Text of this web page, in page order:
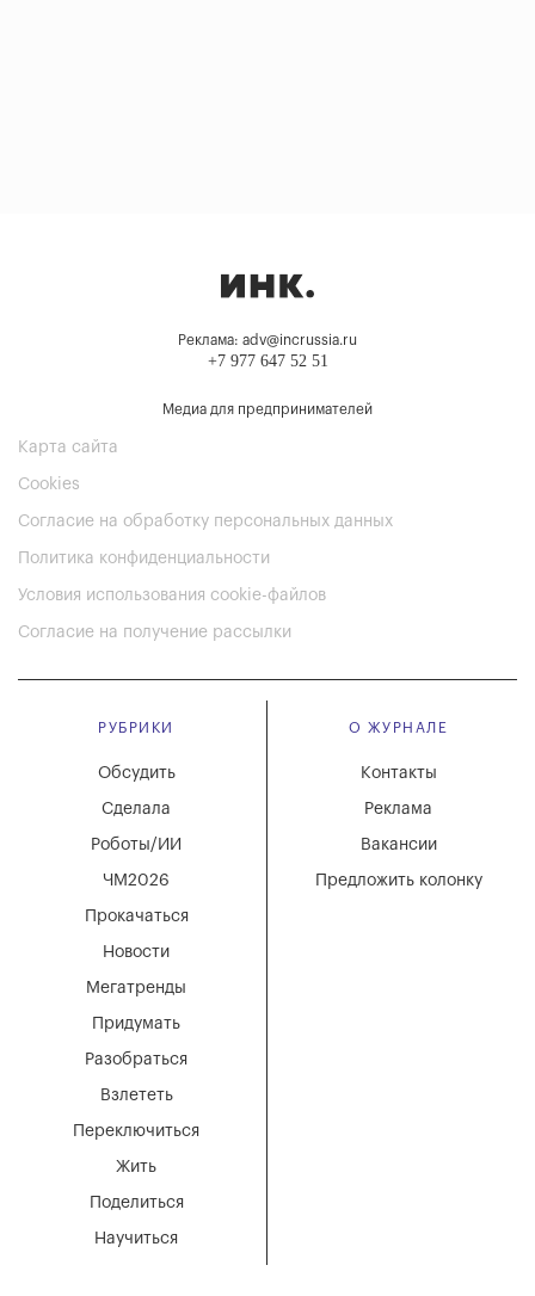
Реклама: adv@incrussia.ru
+7 977 647 52 51
Медиа для предпринимателей
Карта сайта
Cookies
Согласие на обработку персональных данных
Политика конфиденциальности
Условия использования cookie-файлов
Согласие на получение рассылки
РУБРИКИ
Мегатренды
Придумать
Разобраться
Взлететь
Новости
Переключиться
Жить
Поделиться
Научиться
Обсудить
Сделала
Роботы/ИИ
ЧМ2026
Прокачаться
О ЖУРНАЛЕ
Вакансии
Реклама
Контакты
Предложить колонку